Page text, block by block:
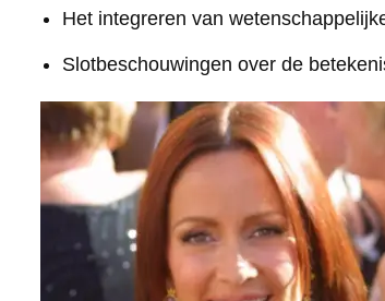
Het integreren van
Slotbeschouwingen over de